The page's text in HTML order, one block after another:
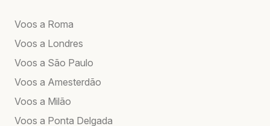
Voos a Roma
Voos a Londres
Voos a São Paulo
Voos a Amesterdão
Voos a Milão
Voos a Ponta Delgada